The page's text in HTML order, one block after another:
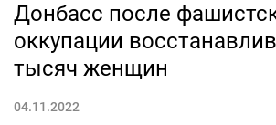
Донбасс после
оккупации
тысяч женщин
04.11.2022